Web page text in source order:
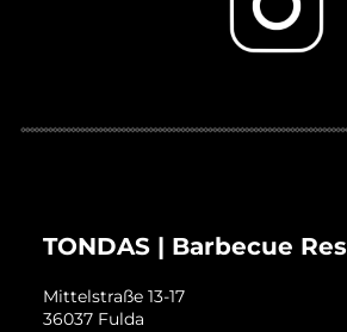
TONDAS | Barbecue
Mittelstraße 13-17
36037 Fulda